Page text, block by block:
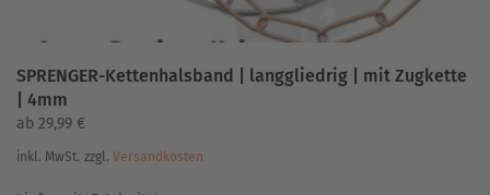
SPRENGER-Kettenhalsband | langgliedrig | mit Zugkette
| 4mm
ab 29,99 €
inkl. MwSt. zzgl. Versandkosten